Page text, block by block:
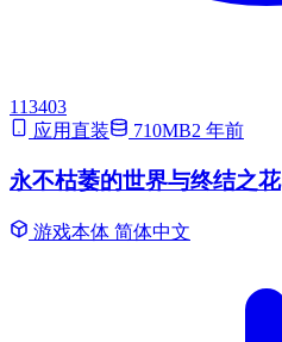
113403
应用直装
710MB2 年前
永不枯萎的世界与终结之花
游戏本体 简体中文